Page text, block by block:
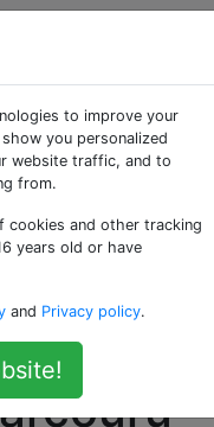
le
ma
to improve your
you personalized
website traffic, and to
from.
cookies and other tracking
years old or have
and Privacy policy.